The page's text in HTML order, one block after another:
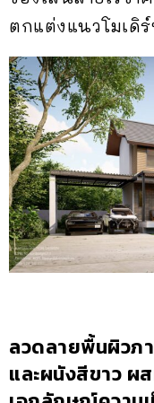
ตกแต่งแนวโมเดิ
ลวดลายพื้นผิวภ
และผนังสีขาว ผ